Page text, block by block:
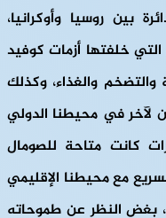
بين روسيا وأوكرانيا،
التي خلفتها أزمات كوفيد
والتضخم والغذاء، وكذلك
لآخر في محيطنا الدولي
كانت متاحة للصومال
مع محيطنا الإقليمي
بغض النظر عن طموحاته